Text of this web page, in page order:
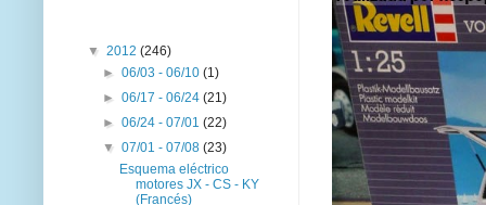
▼ 2012 (246)
►06/03 - 06/10(1)
►06/17 - 06/24(21)
►06/24 - 07/01(22)
▼07/01 - 07/08(23)
Esquema eléctrico
motores JX - CS - KY
(Francés)